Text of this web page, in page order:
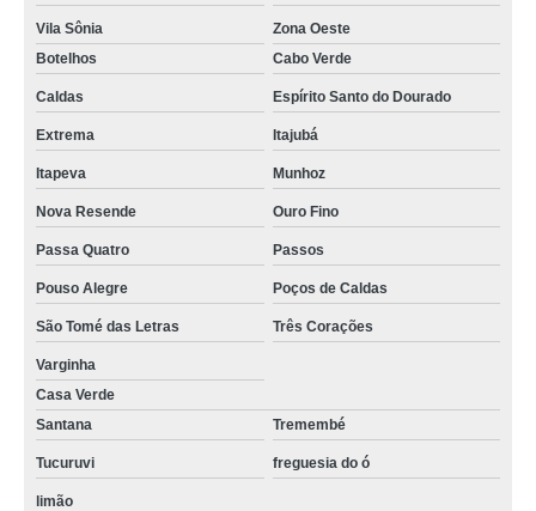
Vila Sônia
Zona Oeste
Botelhos
Cabo Verde
Caldas Espírito Santo do Dourado
Extrema Itajubá
Itapeva Munhoz
Nova Resende Ouro Fino
Passa Quatro Passos
Pouso Alegre Poços de Caldas
São Tomé das Letras Três Corações
Varginha
Casa Verde
Santana
Tremembé
Tucuruvi freguesia do ó
limão